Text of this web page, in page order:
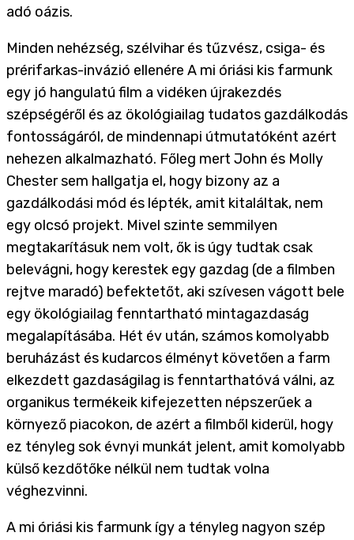
adó oázis.
Minden nehézség, szélvihar és tűzvész, csiga- és
prérifarkas-invázió ellenére A mi óriási kis farmunk
egy jó hangulatú film a vidéken újrakezdés
szépségéről és az ökológiailag tudatos gazdálkodás
fontosságáról, de mindennapi útmutatóként azért
nehezen alkalmazható. Főleg mert John és Molly
Chester sem hallgatja el, hogy bizony az a
gazdálkodási mód és lépték, amit kitaláltak, nem
egy olcsó projekt. Mivel szinte semmilyen
megtakarításuk nem volt, ők is úgy tudtak csak
belevágni, hogy kerestek egy gazdag (de a filmben
rejtve maradó) befektetőt, aki szívesen vágott bele
egy ökológiailag fenntartható mintagazdaság
megalapításába. Hét év után, számos komolyabb
beruházást és kudarcos élményt követően a farm
elkezdett gazdaságilag is fenntarthatóvá válni, az
organikus termékeik kifejezetten népszerűek a
környező piacokon, de azért a filmből kiderül, hogy
ez tényleg sok évnyi munkát jelent, amit komolyabb
külső kezdőtőke nélkül nem tudtak volna
véghezvinni.
A mi óriási kis farmunk így a tényleg nagyon szép